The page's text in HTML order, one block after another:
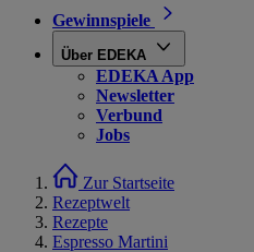
Gewinnspiele
Über EDEKA
EDEKA App
Newsletter
Verbund
Jobs
Zur Startseite
Rezeptwelt
Rezepte
Espresso Martini